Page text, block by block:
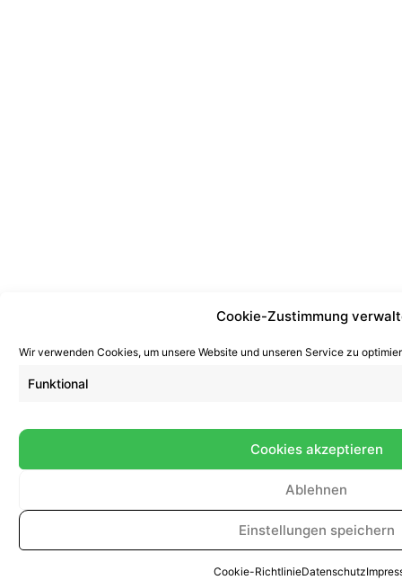
Cookie-Zustimmung
Wir verwenden Cookies, um unsere Website und unseren Service zu
Funktional
Cookies akzeptieren
Ablehnen
Einstellungen speichern
Cookie-RichtlinieDatenschutz